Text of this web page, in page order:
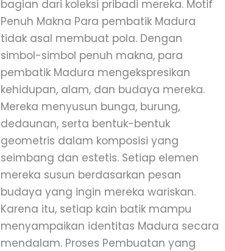
bagian dari koleksi pribadi mereka. Motif
Penuh Makna Para pembatik Madura
tidak asal membuat pola. Dengan
simbol-simbol penuh makna, para
pembatik Madura mengekspresikan
kehidupan, alam, dan budaya mereka.
Mereka menyusun bunga, burung,
dedaunan, serta bentuk-bentuk
geometris dalam komposisi yang
seimbang dan estetis. Setiap elemen
mereka susun berdasarkan pesan
budaya yang ingin mereka wariskan.
Karena itu, setiap kain batik mampu
menyampaikan identitas Madura secara
mendalam. Proses Pembuatan yang